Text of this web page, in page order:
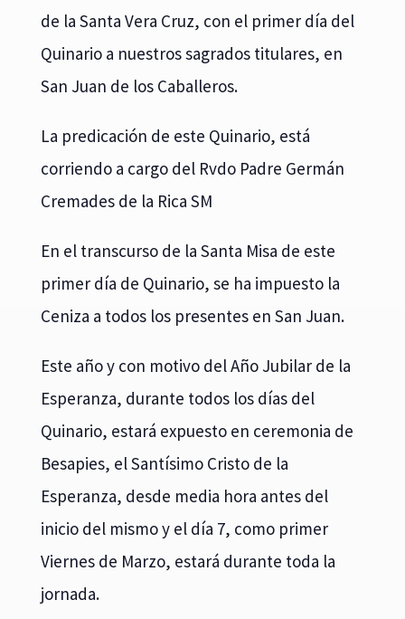
de la Santa Vera Cruz, con el primer día del
Quinario a nuestros sagrados titulares, en
San Juan de los Caballeros.
La predicación de este Quinario, está
corriendo a cargo del Rvdo Padre Germán
Cremades de la Rica SM
En el transcurso de la Santa Misa de este
primer día de Quinario, se ha impuesto la
Ceniza a todos los presentes en San Juan.
Este año y con motivo del Año Jubilar de la
Esperanza, durante todos los días del
Quinario, estará expuesto en ceremonia de
Besapies, el Santísimo Cristo de la
Esperanza, desde media hora antes del
inicio del mismo y el día 7, como primer
Viernes de Marzo, estará durante toda la
jornada.